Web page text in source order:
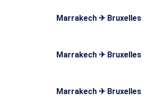
Marrakech ✈ Bruxelles
Marrakech ✈ Bruxelles
Marrakech ✈ Bruxelles